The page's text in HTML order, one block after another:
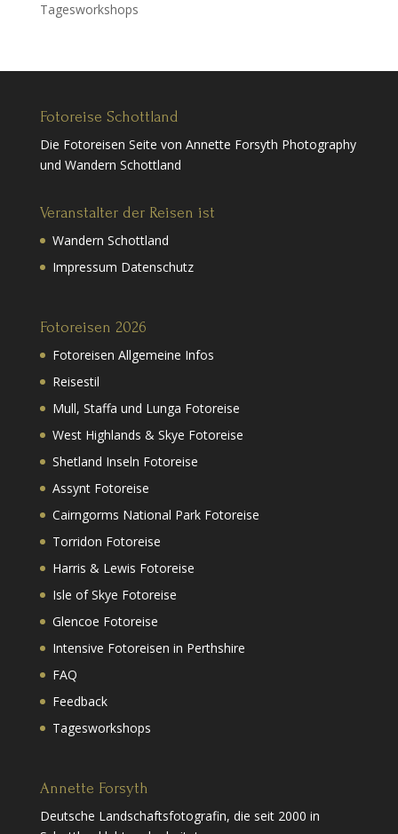
Tagesworkshops
Fotoreise Schottland
Die Fotoreisen Seite von Annette Forsyth Photography
und Wandern Schottland
Veranstalter der Reisen ist
Wandern Schottland
Impressum Datenschutz
Fotoreisen 2026
Fotoreisen Allgemeine Infos
Reisestil
Mull, Staffa und Lunga Fotoreise
West Highlands & Skye Fotoreise
Shetland Inseln Fotoreise
Assynt Fotoreise
Cairngorms National Park Fotoreise
Torridon Fotoreise
Harris & Lewis Fotoreise
Isle of Skye Fotoreise
Glencoe Fotoreise
Intensive Fotoreisen in Perthshire
FAQ
Feedback
Tagesworkshops
Annette Forsyth
Deutsche Landschaftsfotografin, die seit 2000 in